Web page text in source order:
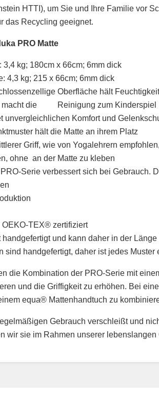
HTTI), um Sie und Ihre Familie vor
das Recycling geeignet.
PRO Matte
3,4 kg; 180cm x 66cm; 6mm dick
4,3 kg; 215 x 66cm; 6mm dick
Oberfläche hält
macht die Reinigung zum Kinderspiel
unvergleichlichen Komfort und
hält die Matte an ihrem Platz
Griff, wie von Yogalehrern
ohne an der Matte zu kleben
Serie verbessert sich bei Gebrauch.
OEKO-TEX® zertifiziert
handgefertigt und kann daher in der
sind handgefertigt, daher ist jedes Muster
die Kombination der PRO-Serie mit
und die Griffigkeit zu erhöhen. Bei
equa® Mattenhandtuch zu
Gebrauch verschleißt und
wir sie im Rahmen unserer lebenslangen